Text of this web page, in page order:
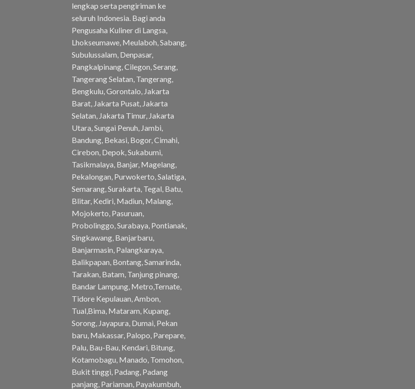
lengkap serta pengiriman ke
seluruh Indonesia. Bagi anda
Pengusaha Kuliner di Langsa,
Lhokseumawe, Meulaboh, Sabang,
Subulussalam, Denpasar,
Pangkalpinang, Cilegon, Serang,
Tangerang Selatan, Tangerang,
Bengkulu, Gorontalo, Jakarta
Barat, Jakarta Pusat, Jakarta
Selatan, Jakarta Timur, Jakarta
Utara, Sungai Penuh, Jambi,
Bandung, Bekasi, Bogor, Cimahi,
Cirebon, Depok, Sukabumi,
Tasikmalaya, Banjar, Magelang,
Pekalongan, Purwokerto, Salatiga,
Semarang, Surakarta, Tegal, Batu,
Blitar, Kediri, Madiun, Malang,
Mojokerto, Pasuruan,
Probolinggo, Surabaya, Pontianak,
Singkawang, Banjarbaru,
Banjarmasin, Palangkaraya,
Balikpapan, Bontang, Samarinda,
Tarakan, Batam, Tanjung pinang,
Bandar Lampung, Metro,Ternate,
Tidore Kepulauan, Ambon,
Tual,Bima, Mataram, Kupang,
Sorong, Jayapura, Dumai, Pekan
baru, Makassar, Palopo, Parepare,
Palu, Bau-Bau, Kendari, Bitung,
Kotamobagu, Manado, Tomohon,
Bukit tinggi, Padang, Padang
panjang, Pariaman, Payakumbuh,